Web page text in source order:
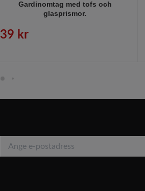
Gardinomtag med tofs och
glasprismor.
39 kr